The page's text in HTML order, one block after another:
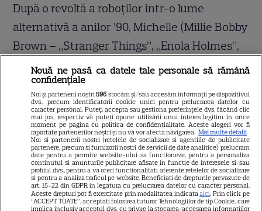
După o revoltă a roboților într-o lume
alternativă a anilor ’90, Michelle (Millie Bobby
Brown – „Stranger Things”, „Enola Holmes”,
„Domnița”), o adolescentă orfană, cutreieră
Vestul american în căutarea fratelui ei mai
mic, împreună cu un robot inspirat de
desenele animate, un contrabandist pe
nume Keats (Chris Pratt – „Gardienii
galaxiei”) și partenerul său, robotul Herman
(voce: Anthony Mackie).
În noua societate, mascotele și roboții cu
Nouă ne pasă ca datele tale personale să rămână
confidențiale
Noi și partenerii noștri596 stocăm și/sau accesăm informații pe dispozitivul
dvs., precum identificatorii cookie unici pentru prelucrarea datelor cu
caracter personal. Puteți accepta sau gestiona preferințele dvs. făcând clic
mai jos, respectiv vă puteți opune utilizării unui interes legitim în orice
moment pe pagina cu politica de confidențialitate. Aceste alegeri vor fi
raportate partenerilor noștri și nu vă vor afecta navigarea. Mai multe detalii
Noi si partenerii nostri (retelele de socializare si agentiile de publicitate
partenere, precum si furnizorii nostri de servicii de date analitice) prelucram
date pentru a permite website-ului sa functioneze, pentru a personaliza
continutul si anunturile publicitare afisate in functie de interesele si/sau
profilul dvs., pentru a va oferi functionalitati aferente retelelor de socializare
si pentru a analiza traficul pe website. Beneficiati de drepturile prevazute de
art. 15-22 din GDPR in legatura cu prelucrarea datelor cu caracter personal.
Aceste drepturi pot fi exercitate prin modalitatea indicataaici. Prin click pe
“ACCEPT TOATE”, acceptati folosirea tuturor Tehnologiilor de tip Cookie, care
implica inclusiv acceptul dvs. cu privire la stocarea/accesarea informatiilor